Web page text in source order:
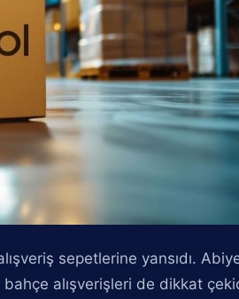
sepetlerine yansıdı.
alışverişleri de dikkat